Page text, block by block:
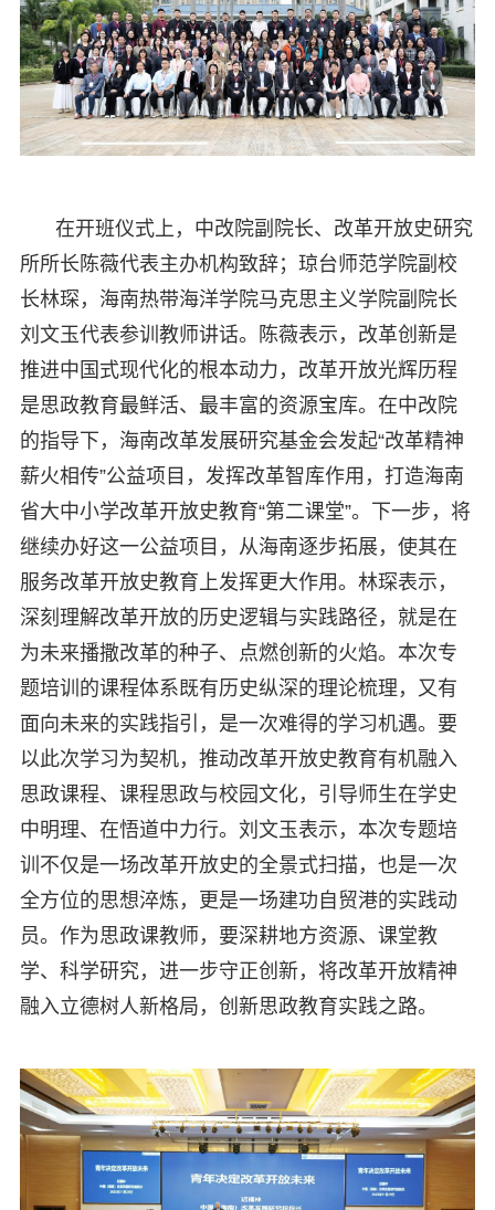
在开班仪式上，中改院副院长、改革开放史研究
所所长陈薇代表主办机构致辞；琼台师范学院副校
长林琛，海南热带海洋学院马克思主义学院副院长
刘文玉代表参训教师讲话。陈薇表示，改革创新是
推进中国式现代化的根本动力，改革开放光辉历程
是思政教育最鲜活、最丰富的资源宝库。在中改院
的指导下，海南改革发展研究基金会发起“改革精神
薪火相传”公益项目，发挥改革智库作用，打造海南
省大中小学改革开放史教育“第二课堂”。下一步，将
继续办好这一公益项目，从海南逐步拓展，使其在
服务改革开放史教育上发挥更大作用。林琛表示，
深刻理解改革开放的历史逻辑与实践路径，就是在
为未来播撒改革的种子、点燃创新的火焰。本次专
题培训的课程体系既有历史纵深的理论梳理，又有
面向未来的实践指引，是一次难得的学习机遇。要
以此次学习为契机，推动改革开放史教育有机融入
思政课程、课程思政与校园文化，引导师生在学史
中明理、在悟道中力行。刘文玉表示，本次专题培
训不仅是一场改革开放史的全景式扫描，也是一次
全方位的思想淬炼，更是一场建功自贸港的实践动
员。作为思政课教师，要深耕地方资源、课堂教
学、科学研究，进一步守正创新，将改革开放精神
融入立德树人新格局，创新思政教育实践之路。